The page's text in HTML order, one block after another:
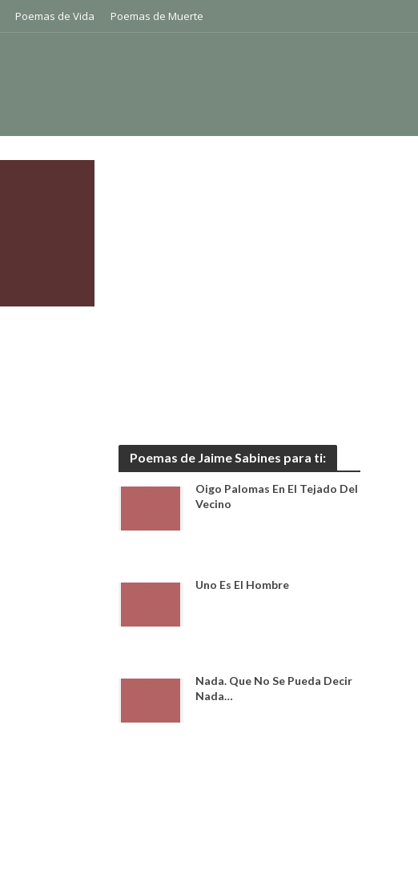
Poemas de Vida Poemas de Muerte
Poemas de Jaime Sabines para ti:
Oigo Palomas En El Tejado Del
Vecino
Uno Es El Hombre
Nada. Que No Se Pueda Decir
Nada…